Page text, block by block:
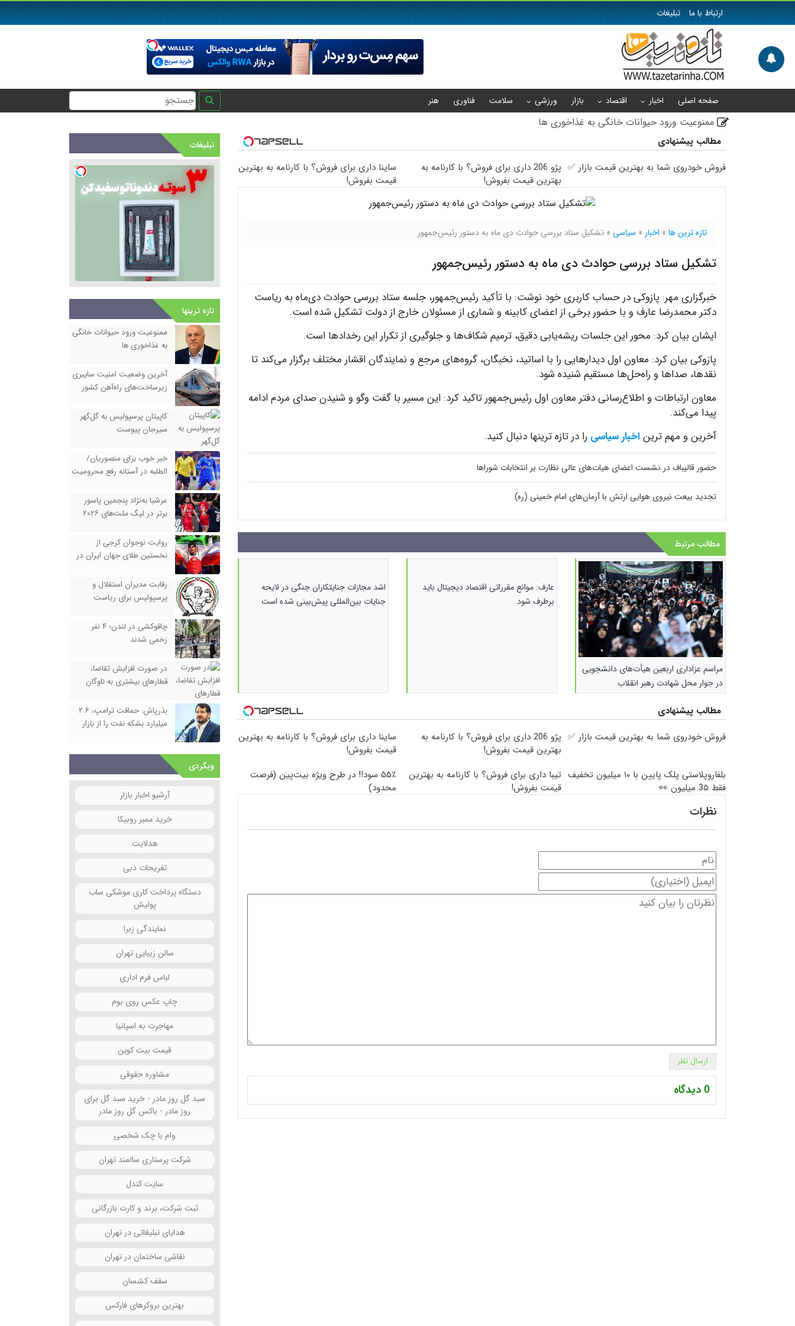
ارتباط با ما تبلیغات
صفحه اصلی اخبار اقتصاد بازار ورزشی سلامت فناوری هنر
ممنوعیت ورود حیوانات خانگی به غذاخوری ها
آخرین وضعیت امنیت سایبری زیرساخت‌های راه‌آهن کشور
کاپیتان پرسپولیس به گل‌گهر سیرجان پیوست
خبر خوب برای منصوریان/ الطلبه در آستانه رفع محرومیت نقل و انتقالاتی
عرشیا به‌نژاد پنجمین پاسور برتر در لیگ ملت‌های ۲۰۲۶ والیبال
مطالب پیشنهادی
فروش خودروی شما به بهترین قیمت بازار ✅
پژو 206 داری برای فروش؟ با کارنامه به
بهترین قیمت بفروش!
ساینا داری برای فروش؟ با کارنامه به بهترین
قیمت بفروش!
تازه ترین ها » اخبار » سیاسی » تشکیل ستاد بررسی حوادث دی‌ ماه به دستور رئیس‌جمهور
تشکیل ستاد بررسی حوادث دی‌ ماه به دستور رئیس‌جمهور
خبرگزاری مهر: پازوکی در حساب کاربری خود نوشت: با تأکید رئیس‌جمهور، جلسه ستاد بررسی حوادث دی‌ماه به ریاست
دکتر محمدرضا عارف و با حضور برخی از اعضای کابینه و شماری از مسئولان خارج از دولت تشکیل شده است.
ایشان بیان کرد: محور این جلسات ریشه‌یابی دقیق، ترمیم شکاف‌ها و جلوگیری از تکرار این رخدادها است.
پازوکی بیان کرد: معاون اول دیدارهایی را با اساتید، نخبگان، گروه‌های مرجع و نمایندگان اقشار مختلف برگزار می‌کند تا
نقدها، صداها و راه‌حل‌ها مستقیم شنیده شود.
معاون ارتباطات و اطلاع‌رسانی دفتر معاون اول رئیس‌جمهور تاکید کرد: این مسیر با گفت‌ وگو و شنیدن صدای مردم ادامه
پیدا می‌کند.
آخرین و مهم ترین اخبار سیاسی را در تازه ترینها دنبال کنید.
حضور قالیباف در نشست اعضای هیات‌های عالی نظارت بر انتخابات شوراها
تجدید بیعت نیروی هوایی ارتش با آرمان‌های امام خمینی (ره)
مطالب مرتبط
مراسم عزاداری اربعین هیأت‌های دانشجویی
در جوار محل شهادت رهبر انقلاب
عارف: موانع مقرراتی اقتصاد دیجیتال باید
برطرف شود
اشد مجازات جنایتکاران جنگی در لایحه
جنایات بین‌المللی پیش‌بینی شده است
مطالب پیشنهادی
فروش خودروی شما به بهترین قیمت بازار ✅
پژو 206 داری برای فروش؟ با کارنامه به
بهترین قیمت بفروش!
ساینا داری برای فروش؟ با کارنامه به بهترین
قیمت بفروش!
بلفاروپلاستی پلک پایین با ۱۰ میلیون تخفیف
فقط 3۵ میلیون 👀
تیبا داری برای فروش؟ با کارنامه به بهترین
قیمت بفروش!
۵۵٪ سود!! در طرح ویژه بیت‌پین (فرصت
محدود)
نظرات
0 دیدگاه
تبلیغات
تازه ترینها
ممنوعیت ورود حیوانات خانگی
به غذاخوری ها
آخرین وضعیت امنیت سایبری
زیرساخت‌های راه‌آهن کشور
کاپیتان پرسپولیس به گل‌گهر
سیرجان پیوست
خبر خوب برای منصوریان/
الطلبه در آستانه رفع محرومیت
عرشیا به‌نژاد پنجمین پاسور
برتر در لیگ ملت‌های ۲۰۲۶
روایت نوجوان کرجی از
نخستین طلای جهان ایران در
رقابت مدیران استقلال و
پرسپولیس برای ریاست
چاقوکشی در لندن؛ ۴ نفر
زخمی شدند
در صورت افزایش تقاضا،
قطارهای بیشتری به ناوگان
بذرپاش: حماقت ترامپ، ۲.۶
میلیارد بشکه نفت را از بازار
وبگردی
آرشیو اخبار بازار
خرید ممبر روبیکا
هدلایت
تفریحات دبی
دستگاه پرداخت کاری موشکی ساب
پولیش
نمایندگی زبرا
سالن زیبایی تهران
لباس فرم اداری
چاپ عکس روی بوم
مهاجرت به اسپانیا
قیمت بیت کوین
مشاوره حقوقی
سبد گل روز مادر - خرید سبد گل برای
روز مادر - باکس گل روز مادر
وام با چک شخصی
شرکت پرستاری سالمند تهران
سایت کندل
ثبت شرکت، برند و کارت بازرگانی
هدایای تبلیغاتی در تهران
نقاشی ساختمان در تهران
سقف کشسان
بهترین بروکرهای فارکس